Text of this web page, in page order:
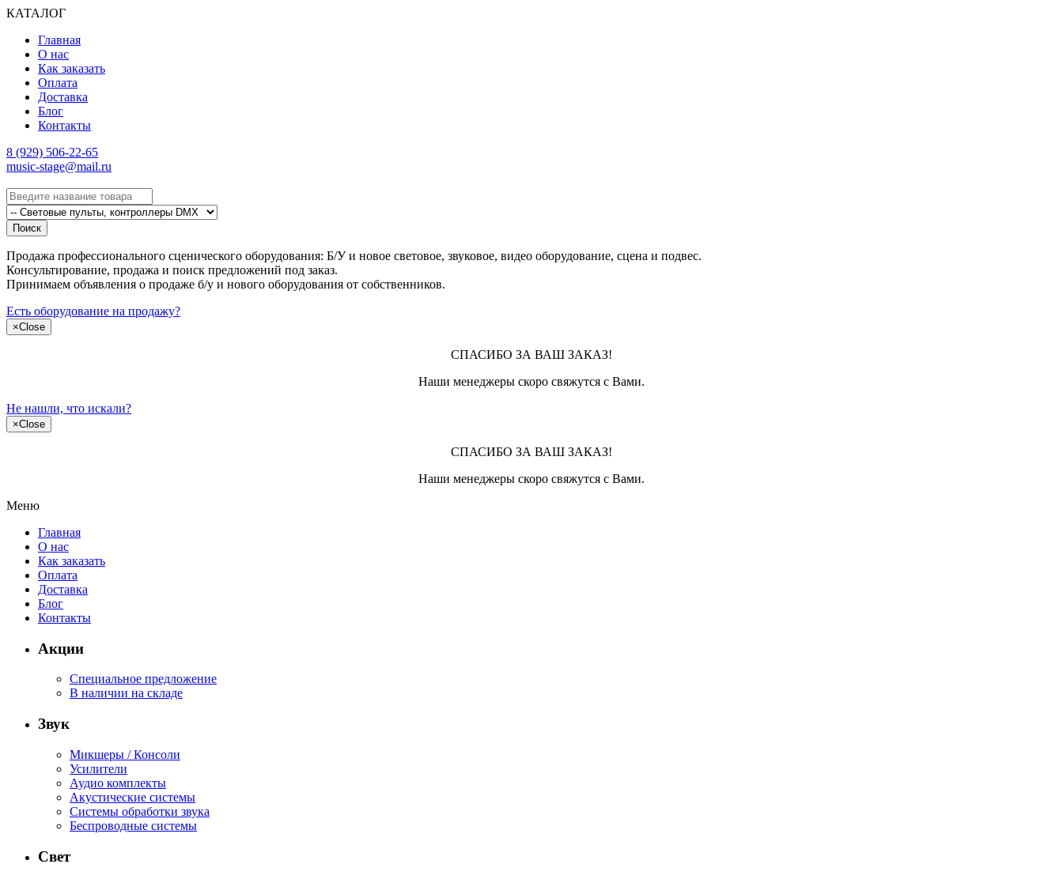
КАТАЛОГ
Главная
О нас
Как заказать
Оплата
Доставка
Блог
Контакты
8 (929) 506-22-65
music-stage@mail.ru
Поиск
Продажа профессионального сценического оборудования: Б/У и новое световое, звуковое, видео оборудование, сцена и подвес.
Консультирование, продажа и поиск предложений под заказ.
Принимаем объявления о продаже б/у и нового оборудования от собственников.
Есть оборудование на продажу?
×Close
СПАСИБО ЗА ВАШ ЗАКАЗ!
Наши менеджеры скоро свяжутся с Вами.
Не нашли, что искали?
×Close
СПАСИБО ЗА ВАШ ЗАКАЗ!
Наши менеджеры скоро свяжутся с Вами.
Меню
Главная
О нас
Как заказать
Оплата
Доставка
Блог
Контакты
Акции
Специальное предложение
В наличии на складе
Звук
Микшеры / Консоли
Усилители
Аудио комплекты
Акустические системы
Системы обработки звука
Беспроводные системы
Свет